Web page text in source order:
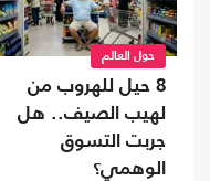
حول العالم
8 حيل للهروب من
لهيب الصيف.. هل
جربت التسوق
الوهمي؟